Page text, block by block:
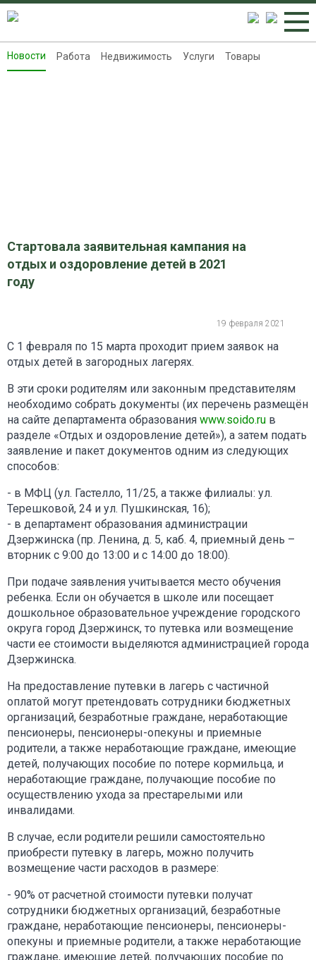
Новости
Новости Работа Недвижимость Услуги Товары
Стартовала заявительная кампания на
отдых и оздоровление детей в 2021
году
19 февраля 2021
С 1 февраля по 15 марта проходит прием заявок на
отдых детей в загородных лагерях.
В эти сроки родителям или законным представителям
необходимо собрать документы (их перечень размещён
на сайте департамента образования www.soido.ru в
разделе «Отдых и оздоровление детей»), а затем подать
заявление и пакет документов одним из следующих
способов:
- в МФЦ (ул. Гастелло, 11/25, а также филиалы: ул.
Терешковой, 24 и ул. Пушкинская, 16);
- в департамент образования администрации
Дзержинска (пр. Ленина, д. 5, каб. 4, приемный день –
вторник с 9:00 до 13:00 и с 14:00 до 18:00).
При подаче заявления учитывается место обучения
ребенка. Если он обучается в школе или посещает
дошкольное образовательное учреждение городского
округа город Дзержинск, то путевка или возмещение
части ее стоимости выделяются администрацией города
Дзержинска.
На предоставление путевки в лагерь с частичной
оплатой могут претендовать сотрудники бюджетных
организаций, безработные граждане, неработающие
пенсионеры, пенсионеры-опекуны и приемные
родители, а также неработающие граждане, имеющие
детей, получающих пособие по потере кормильца, и
неработающие граждане, получающие пособие по
осуществлению ухода за престарелыми или
инвалидами.
В случае, если родители решили самостоятельно
приобрести путевку в лагерь, можно получить
возмещение части расходов в размере:
- 90% от расчетной стоимости путевки получат
сотрудники бюджетных организаций, безработные
граждане, неработающие пенсионеры, пенсионеры-
опекуны и приемные родители, а также неработающие
граждане, имеющие детей, получающих пособие по